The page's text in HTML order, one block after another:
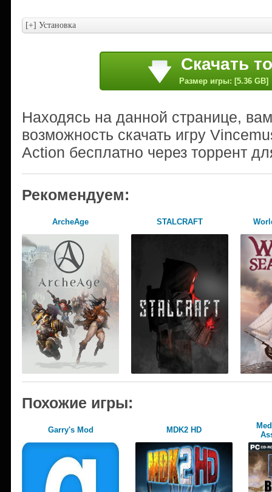
Скачать
Размер игры: [5.36 GB]
Находясь на данной странице,
возможность скачать игру
Action бесплатно через торрент
Рекомендуем:
ArcheAge STALCRAFT
Похожие игры:
Garry's Mod MDK2 HD